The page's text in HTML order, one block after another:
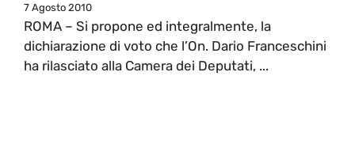
7 Agosto 2010
ROMA – Si propone ed integralmente, la
dichiarazione di voto che l’On. Dario Franceschini
ha rilasciato alla Camera dei Deputati, ...